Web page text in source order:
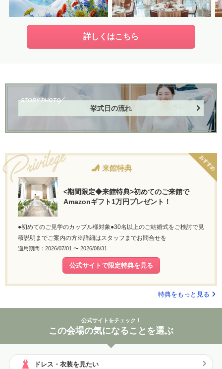
詳しくはこちら
STORY PHOTO
挙式日の流れ
おすすめ
来館特典
<期間限定◆来館特典>初めてのご来館で
Amazonギフト1万円プレゼント！
●初めてのご見学のカップル様対象●30名以上のご結婚式をご検討で見
積説明までご案内の方※詳細はスタッフまでお問合せを
適用期間：2026/07/01 〜 2026/08/31
公式サイトで限定特典を見る
特典をもっと見る
公式サイトをチェック！
この会場の気になることを選ぶ
ドレス・衣装を見たい